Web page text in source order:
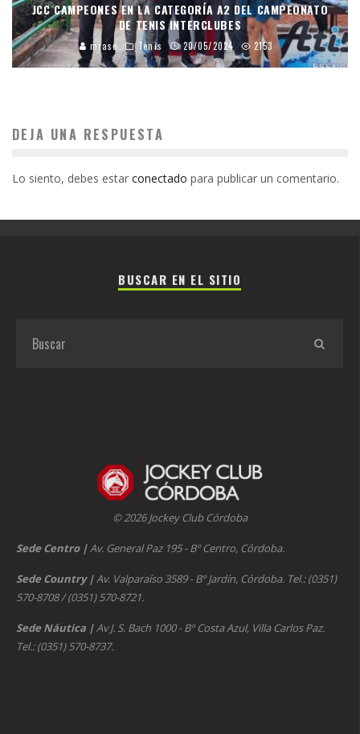
JCC CAMPEONES EN LA CATEGORÍA A2 DEL CAMPEONATO
DE TENIS INTERCLUBES
mraso Tenis 20/05/2024 2153
DEJA UNA RESPUESTA
Lo siento, debes estar conectado para publicar un comentario.
BUSCAR EN EL SITIO
© 2026 Jockey Club Córdoba
Sede Centro |Av. General Paz 195 - Bº Centro, Córdoba.
Sede Country |Av. Valparaíso 3589 - Bº Jardín, Córdoba. Tel.: (0351)
570-8708 / (0351) 570-8721.
Sede Náutica |Av J. S. Bach 1000 - Bº Costa Azul, Villa Carlos Paz.
Tel.: (0351) 570-8737.